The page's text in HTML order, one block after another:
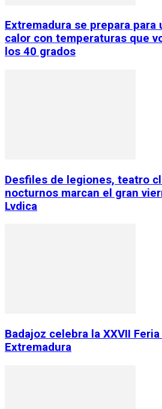
Extremadura se prepara para
calor con temperaturas que
los 40 grados
Desfiles de legiones, teatro
nocturnos marcan el gran
Lvdica
Badajoz celebra la XXVII
Extremadura